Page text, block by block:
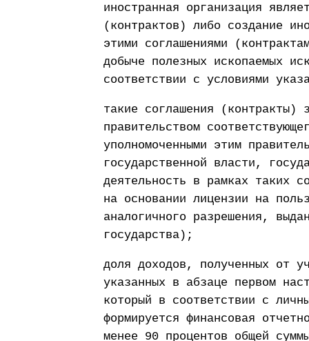
иностранная организация
(контрактов) либо создание
этими соглашениями
добыче полезных ископаемых
соответствии с условиями
такие соглашения (контракты)
правительством
уполномоченными этим
государственной власти,
деятельность в рамках таких
на основании лицензии на
аналогичного разрешения,
государства);
доля доходов, полученных от
указанных в абзаце первом
который в соответствии с
формируется финансовая
менее 90 процентов общей